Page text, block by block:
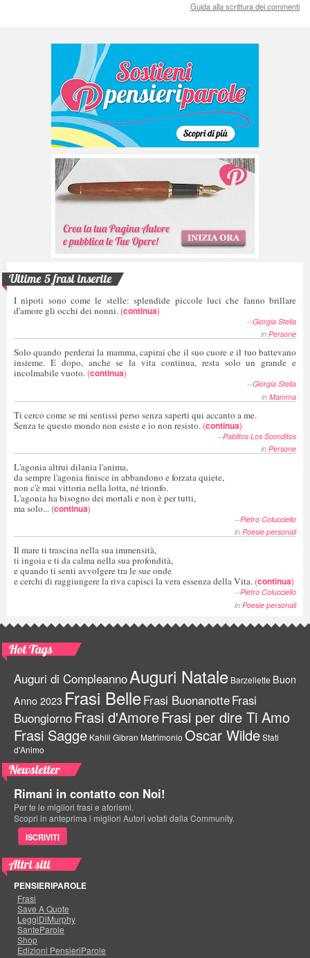
Guida alla scrittura dei commenti
Ultime 5 frasi inserite
I nipoti sono come le stelle: splendide piccole luci che fanno brillare
d'amore gli occhi dei nonni. (continua)
--Giorgia Stella
in Persone
Solo quando perderai la mamma, capirai che il suo cuore e il tuo battevano
insieme. E dopo, anche se la vita continua, resta solo un grande e
incolmabile vuoto. (continua)
--Giorgia Stella
in Mamma
Ti cerco come se mi sentissi perso senza saperti qui accanto a me.
Senza te questo mondo non esiste e io non resisto. (continua)
--Pablitos Los Sconditos
in Persone
L'agonia altrui dilania l'anima,
da sempre l'agonia finisce in abbandono e forzata quiete,
non c'è mai vittoria nella lotta, né trionfo.
L'agonia ha bisogno dei mortali e non è per tutti,
ma solo... (continua)
--Pietro Colucciello
in Poesie personali
Il mare ti trascina nella sua immensità,
ti ingoia e ti da calma nella sua profondità,
e quando ti senti avvolgere tra le sue onde
e cerchi di raggiungere la riva capisci la vera essenza della Vita. (continua)
--Pietro Colucciello
in Poesie personali
Hot Tags
Auguri di CompleannoAuguri Natale Barzellette Buon
Anno 2023 Frasi BelleFrasi BuonanotteFrasi
BuongiornoFrasi d'AmoreFrasi per dire Ti Amo
Frasi Sagge Kahlil Gibran Matrimonio Oscar WildeStati
d'Animo
Newsletter
Rimani in contatto con Noi!
Per te le migliori frasi e aforismi.
Scopri in anteprima i migliori Autori votati dalla Community.
ISCRIVITI
Altri siti
PENSIERIPAROLE
Frasi
Save A Quote
LeggiDiMurphy
SanteParole
Shop
Edizioni PensieriParole